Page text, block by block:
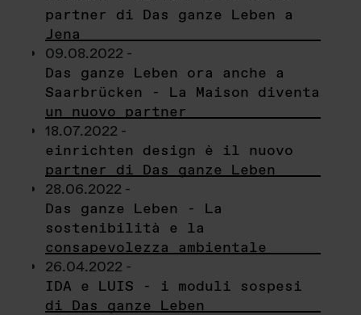
partner di Das ganze Leben a
Jena
09.08.2022 -
Das ganze Leben ora anche a
Saarbrücken - La Maison diventa
un nuovo partner
18.07.2022 -
einrichten design è il nuovo
partner di Das ganze Leben
28.06.2022 -
Das ganze Leben - La
sostenibilità e la
consapevolezza ambientale
26.04.2022 -
IDA e LUIS - i moduli sospesi
di Das ganze Leben